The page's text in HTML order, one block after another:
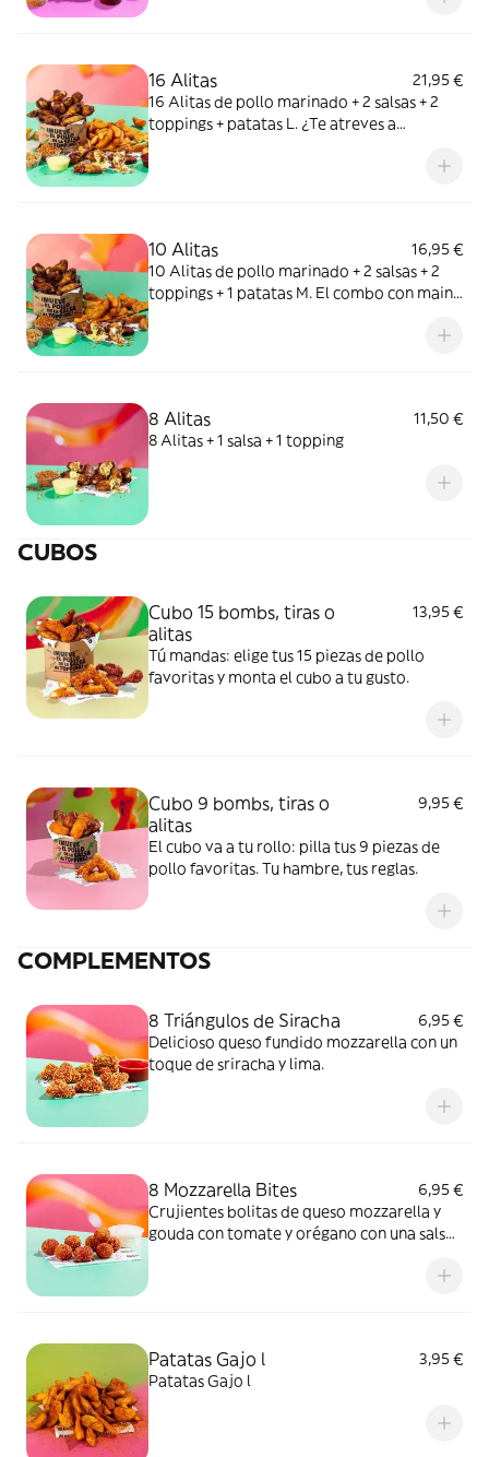
16 Alitas
21,95 €
16 Alitas de pollo marinado + 2 salsas + 2
toppings + patatas L. ¿Te atreves a
10 Alitas
16,95 €
10 Alitas de pollo marinado + 2 salsas + 2
toppings + 1 patatas M. El combo con main
8 Alitas
11,50 €
8 Alitas + 1 salsa + 1 topping
CUBOS
Cubo 15 bombs, tiras o
alitas
13,95 €
Tú mandas: elige tus 15 piezas de pollo
favoritas y monta el cubo a tu gusto.
Cubo 9 bombs, tiras o
alitas
9,95 €
El cubo va a tu rollo: pilla tus 9 piezas de
pollo favoritas. Tu hambre, tus reglas.
COMPLEMENTOS
8 Triángulos de Siracha
6,95 €
Delicioso queso fundido mozzarella con un
toque de sriracha y lima.
8 Mozzarella Bites
6,95 €
Crujientes bolitas de queso mozzarella y
gouda con tomate y orégano con una salsa
Patatas Gajo l
3,95 €
Patatas Gajo l